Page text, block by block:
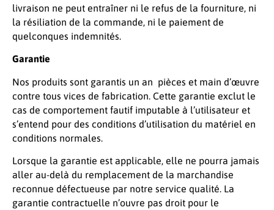
livraison ne peut entraîner ni le refus de la fourniture, ni
la résiliation de la commande, ni le paiement de
quelconques indemnités.
Garantie
Nos produits sont garantis un an pièces et main d’œuvre
contre tous vices de fabrication. Cette garantie exclut le
cas de comportement fautif imputable à l’utilisateur et
s’entend pour des conditions d’utilisation du matériel en
conditions normales.
Lorsque la garantie est applicable, elle ne pourra jamais
aller au-delà du remplacement de la marchandise
reconnue défectueuse par notre service qualité. La
garantie contractuelle n’ouvre pas droit pour le